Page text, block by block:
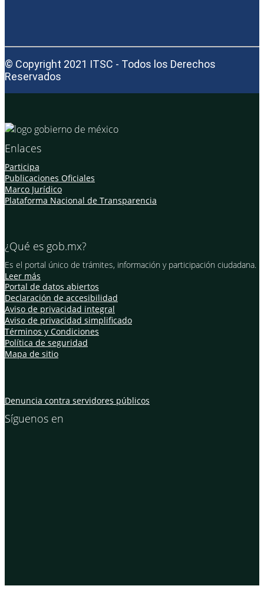
© Copyright 2021 ITSC - Todos los Derechos
Reservados
Enlaces
Participa
Publicaciones Oficiales
Marco Jurídico
Plataforma Nacional de Transparencia
¿Qué es gob.mx?
Es el portal único de trámites, información y participación ciudadana.
Leer más
Portal de datos abiertos
Declaración de accesibilidad
Aviso de privacidad integral
Aviso de privacidad simplificado
Términos y Condiciones
Política de seguridad
Mapa de sitio
Denuncia contra servidores públicos
Síguenos en